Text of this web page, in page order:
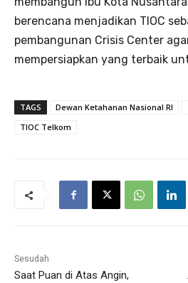
berencana menjadikan TIOC
pembangunan Crisis Center
mempersiapkan yang terbaik
TAGS Dewan Ketahanan Nasional RI
TIOC Telkom
Sesudah
Saat Puan di Atas Angin,